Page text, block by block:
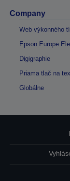
Company
Web výkonného
Epson Europe
Digigraphie
Priama tlač na
Globálne